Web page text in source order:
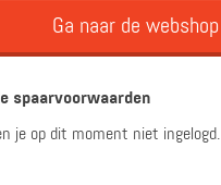
Ga naar de webshop
spaarvoorwaarden
je op dit moment niet ingelogd.